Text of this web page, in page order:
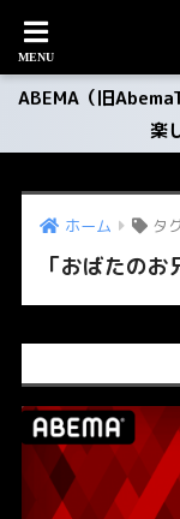
ABEMA（旧
楽
ホーム タ
「おばたの